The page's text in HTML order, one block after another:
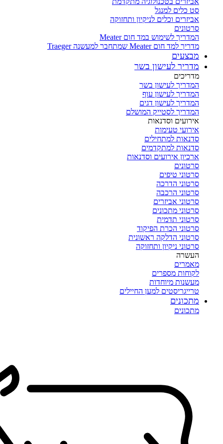
סט כלים למנגל
אביזרים וכלים לניקיון ותחזוקה
סרטונים
המדריך לשימוש במד חום Meater
מדריך למד חום Meater שמתחבר למעשנה Traeger
מבצעים
מדריך לעישון בשר
מדריכים
המדריך לעישון בשר
המדריך לעישון עוף
המדריך לעישון דגים
המדריך לסטייק המושלם
אירועים וסדנאות
אירועי טעימות
סדנאות למתחילים
סדנאות למתקדמים
ארכיון אירועים וסדנאות
סרטונים
סרטוני טיפים
סרטוני הדרכה
סרטוני הרכבה
סרטוני אביזרים
סרטוני מתכונים
סרטוני תדמית
סרטוני הכרת הפיקוד
סרטוני הדלקה ראשונית
סרטוני ניקיון ותחזוקה
העשרה
מאמרים
לקוחות מספרים
מעשנות מיוחדות
טרייגריסטים למען החיילים
מתכונים
מתכונים